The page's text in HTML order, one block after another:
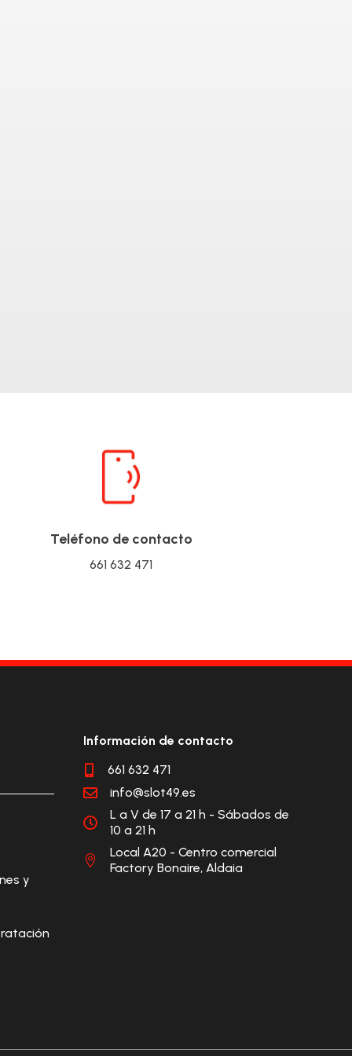
Teléfono de contacto
661 632 471
y
Información de contacto
 661 632 471
 info@slot49.es

L a V de 17 a 21 h - Sábados de
10 a 21 h

Local A20 - Centro comercial
Factory Bonaire, Aldaia